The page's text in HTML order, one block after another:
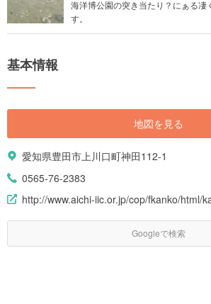
海洋博公園の突き当たり？にぁる凄
す。
基本情報
地図を見る
愛知県豊田市上川口町神田112-1
0565-76-2383
http://www.aichi-iic.or.jp/cop/fkanko/html/
Googleで検索